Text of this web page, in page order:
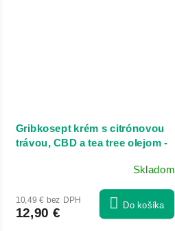
Gribkosept krém s citrónovou
trávou, CBD a tea tree olejom -
Skladom
10,49 € bez DPH
12,90 € Do košíka